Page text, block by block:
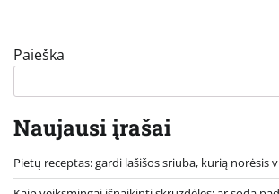
Paieška
Naujausi įrašai
Pietų receptas: gardi lašišos sriuba, kurią norėsis